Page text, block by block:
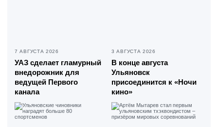
7 АВГУСТА 2026
УАЗ сделает гламурный
внедорожник для
ведущей Первого
канала
3 АВГУСТА 2026
В конце августа
Ульяновск
присоединится к «Ночи
кино»